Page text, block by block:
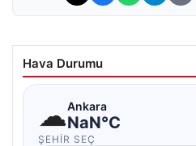
Hava Durumu
☁Ankara
NaN°C
ŞEHIR SEÇ